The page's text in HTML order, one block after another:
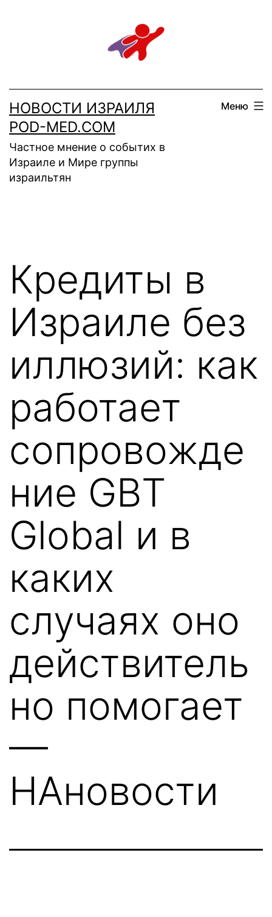
НОВОСТИ ИЗРАИЛЯ
POD-MED.COM
Частное мнение о событих в
Израиле и Мире группы
израильтян
Меню
Кредиты в
Израиле без
иллюзий: как
работает
сопровожде
ние GBT
Global и в
каких
случаях оно
действитель
но помогает
—
НАновости